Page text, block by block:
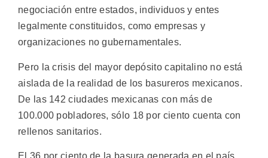
negociación entre estados, individuos y entes
legalmente constituidos, como empresas y
organizaciones no gubernamentales.
Pero la crisis del mayor depósito capitalino no está
aislada de la realidad de los basureros mexicanos.
De las 142 ciudades mexicanas con más de
100.000 pobladores, sólo 18 por ciento cuenta con
rellenos sanitarios.
El 36 por ciento de la basura generada en el país